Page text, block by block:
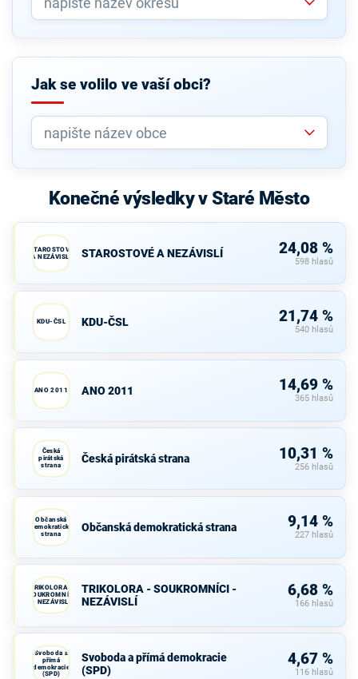
Jak se volilo ve vaší obci?
Konečné výsledky v Staré Město
STAROSTOVÉ
A NEZÁVISLÍ
STAROSTOVÉ A NEZÁVISLÍ 24,08 %
598 hlasů
KDU-ČSL KDU-ČSL 21,74 %
540 hlasů
ANO 2011 ANO 2011 14,69 %
365 hlasů
Česká
pirátská
strana
Česká pirátská strana 10,31 %
256 hlasů
Občanská
demokratická
strana
Občanská demokratická strana 9,14 %
227 hlasů
TRIKOLORA -
SOUKROMNÍCI
- NEZÁVISLÍ
TRIKOLORA - SOUKROMNÍCI -
NEZÁVISLÍ
6,68 %
166 hlasů
Svoboda a
přímá
demokracie
(SPD)
Svoboda a přímá demokracie
(SPD)
4,67 %
116 hlasů